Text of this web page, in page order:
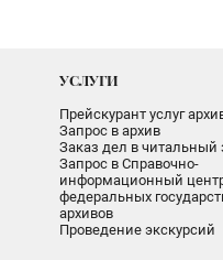
УСЛУГИ
Прейскурант услуг
Запрос в архив
Заказ дел в читальный
Запрос в Справочно-
информационный
федеральных
архивов
Проведение экскурсий